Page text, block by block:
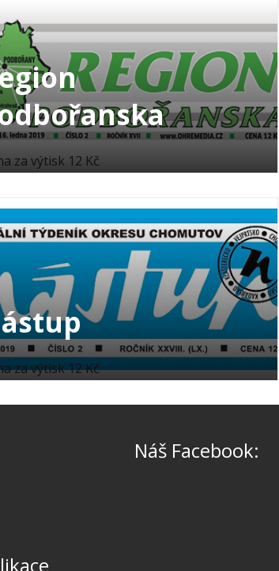
za výtisk 12 Kč
za výtisk 12 Kč
Náš Facebook: